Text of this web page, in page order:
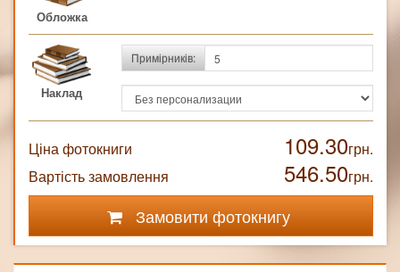
Обложка
Наклад
Примірників:
Ціна фотокниги 109.30грн.
Вартість замовлення
546.50грн.
Замовити фотокнигу